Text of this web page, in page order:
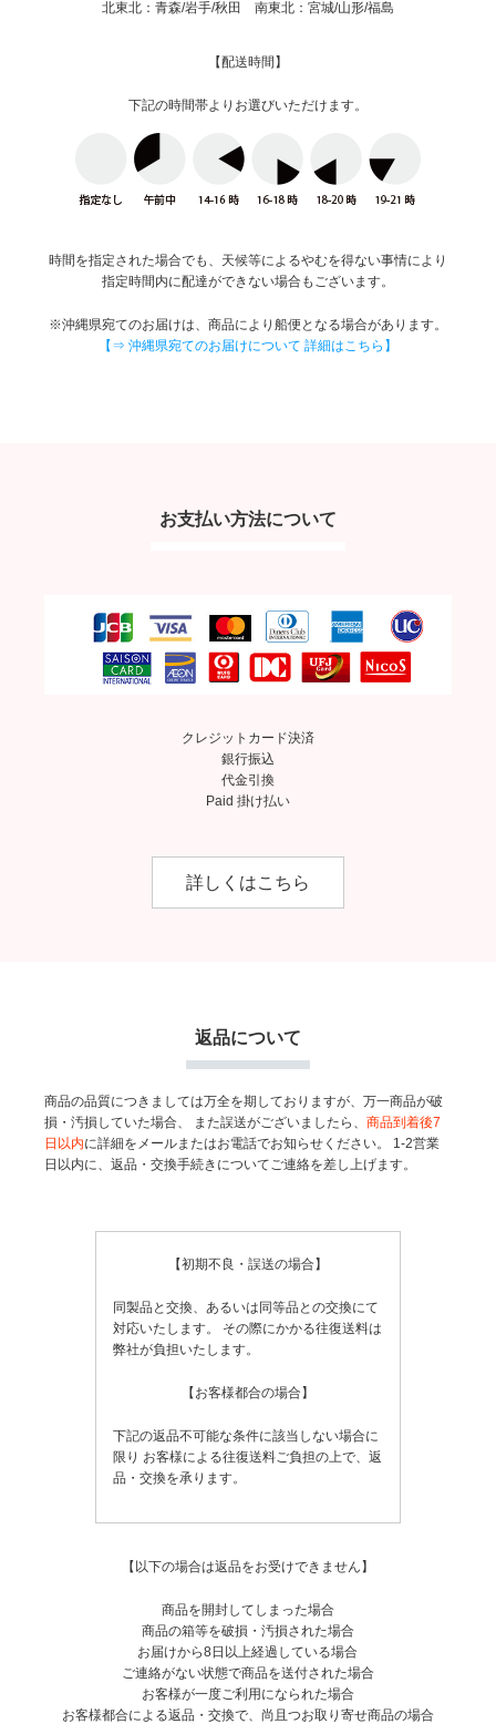
北東北：青森/岩手/秋田 南東北：宮城/山形/福島
【配送時間】
下記の時間帯よりお選びいただけます。
時間を指定された場合でも、天候等によるやむを得ない事情により
指定時間内に配達ができない場合もございます。
※沖縄県宛てのお届けは、商品により船便となる場合があります。
【⇒ 沖縄県宛てのお届けについて 詳細はこちら】
お支払い方法について
クレジットカード決済
銀行振込
代金引換
Paid 掛け払い
詳しくはこちら
返品について
商品の品質につきましては万全を期しておりますが、万一商品が破
損・汚損していた場合、
また誤送がございましたら、商品到着後7
日以内に詳細をメールまたはお電話でお知らせください。
1-2営業
日以内に、返品・交換手続きについてご連絡を差し上げます。
【初期不良・誤送の場合】
同製品と交換、あるいは同等品との交換にて
対応いたします。
その際にかかる往復送料は
弊社が負担いたします。
【お客様都合の場合】
下記の返品不可能な条件に該当しない場合に
限り お客様による往復送料ご負担の上で、返
品・交換を承ります。
【以下の場合は返品をお受けできません】
商品を開封してしまった場合
商品の箱等を破損・汚損された場合
お届けから8日以上経過している場合
ご連絡がない状態で商品を送付された場合
お客様が一度ご利用になられた場合
お客様都合による返品・交換で、尚且つお取り寄せ商品の場合